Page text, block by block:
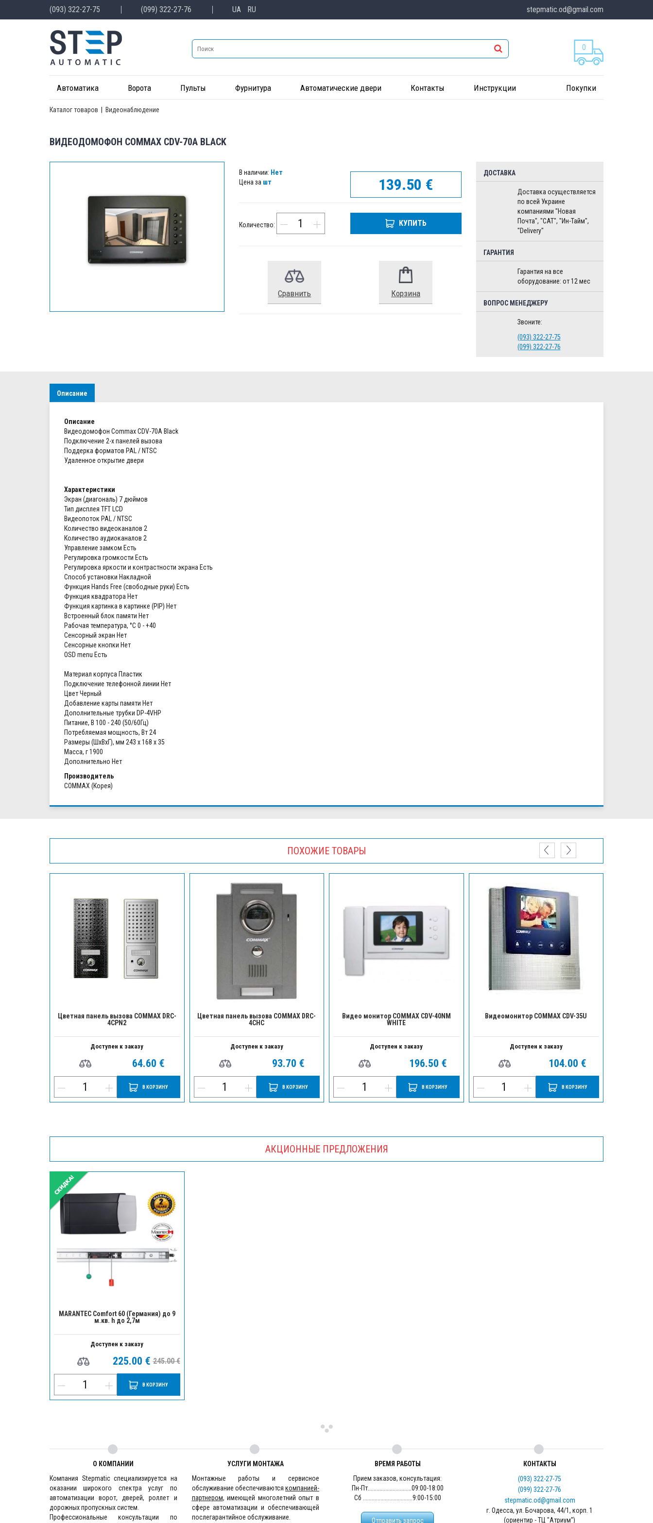
(093) 322-27-75 (099) 322-27-76 UA RU stepmatic.od@gmail.com
0
Автоматика Ворота Пульты Фурнитура Автоматические двери Контакты Инструкции Покупки
Каталог товаров Видеонаблюдение
ВИДЕОДОМОФОН COMMAX CDV-70A BLACK
В наличии: Нет
Цена за шт 139.50 €
Количество: КУПИТЬ
Сравнить Корзина
ДОСТАВКА
Доставка осуществляется
по всей Украине
компаниями "Новая
Почта", "CAT", "Ин-Тайм",
"Delivery"
ГАРАНТИЯ
Гарантия на все
оборудование: от 12 мес
ВОПРОС МЕНЕДЖЕРУ
Звоните:
(093) 322-27-75
(099) 322-27-76
Описание
Описание
Видеодомофон Commax CDV-70A Black
Подключение 2-х панелей вызова
Поддерка форматов PAL / NTSC
Удаленное открытие двери
Характеристики
Экран (диагональ) 7 дюймов
Тип дисплея TFT LCD
Видеопоток PAL / NTSC
Количество видеоканалов 2
Количество аудиоканалов 2
Управление замком Есть
Регулировка громкости Есть
Регулировка яркости и контрастности экрана Есть
Способ установки Накладной
Функция Hands Free (свободные руки) Есть
Функция квадратора Нет
Функция картинка в картинке (PIP) Нет
Встроенный блок памяти Нет
Рабочая температура, °С 0 - +40
Сенсорный экран Нет
Сенсорные кнопки Нет
OSD menu Есть
Материал корпуса Пластик
Подключение телефонной линии Нет
Цвет Черный
Добавление карты памяти Нет
Дополнительные трубки DP-4VHP
Питание, В 100 - 240 (50/60Гц)
Потребляемая мощность, Вт 24
Размеры (ШхВхГ), мм 243 х 168 х 35
Масса, г 1900
Дополнительно Нет
Производитель
COMMAX (Корея)
ПОХОЖИЕ ТОВАРЫ
Цветная панель вызова COMMAX DRC-
4CPN2
Доступен к заказу
64.60 €
В КОРЗИНУ
Цветная панель вызова COMMAX DRC-
4CHC
Доступен к заказу
93.70 €
В КОРЗИНУ
Видео монитор COMMAX CDV-40NM
WHITE
Доступен к заказу
196.50 €
В КОРЗИНУ
Видеомонитор COMMAX CDV-35U
Доступен к заказу
104.00 €
В КОРЗИНУ
АКЦИОННЫЕ ПРЕДЛОЖЕНИЯ
MARANTEC Comfort 60 (Германия) до 9
м.кв. h до 2,7м
Доступен к заказу
225.00 € 245.00 €
В КОРЗИНУ
О КОМПАНИИ
Компания Stepmatic специализируется на
оказании широкого спектра услуг по
автоматизации ворот, дверей, роллет и
дорожных пропускных систем.
Профессиональные консультации по
УСЛУГИ МОНТАЖА
Монтажные работы и сервисное
обслуживание обеспечиваются компанией-
партнером, имеющей многолетний опыт в
сфере автоматизации и обеспечивающей
послегарантийное обслуживание.
ВРЕМЯ РАБОТЫ
Прием заказов, консультация:
Пн-Пт..............................09:00-18:00
Сб ..................................9:00-15:00
Отправить запрос
КОНТАКТЫ
(093) 322-27-75
(099) 322-27-76
stepmatic.od@gmail.com
г. Одесса, ул. Бочарова, 44/1, корп. 1
(ориентир - ТЦ "Атриум")